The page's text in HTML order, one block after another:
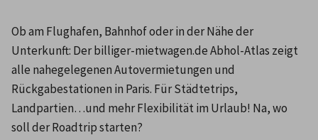
Ob am Flughafen, Bahnhof oder in der Nähe der
Unterkunft: Der billiger-mietwagen.de Abhol-Atlas zeigt
alle nahegelegenen Autovermietungen und
Rückgabestationen in Paris. Für Städtetrips,
Landpartien…und mehr Flexibilität im Urlaub! Na, wo
soll der Roadtrip starten?